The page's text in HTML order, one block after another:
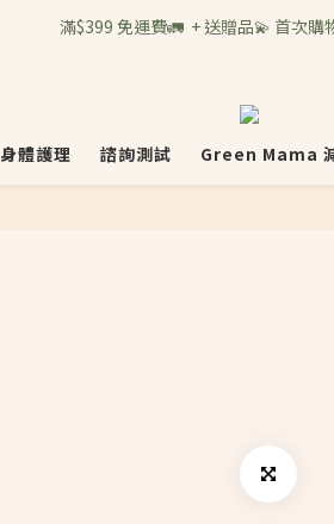
滿$399 免運費🚛  + 送贈品💫 首次購
身體護理 諮詢測試 Green Mama